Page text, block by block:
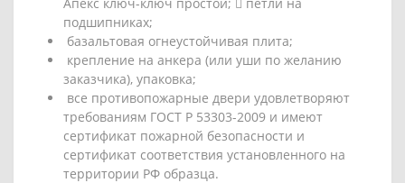
подшипниках;
базальтовая огнеустойчивая плита;
крепление на анкера (или уши по желанию
заказчика), упаковка;
все противопожарные двери удовлетворяют
требованиям ГОСТ Р 53303-2009 и имеют
сертификат пожарной безопасности и
сертификат соответствия установленного на
территории РФ образца.